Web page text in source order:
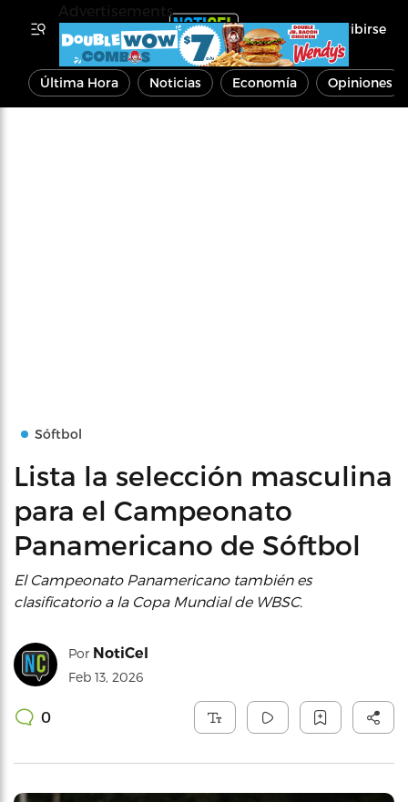
Inscribirse
Última Hora Noticias Economía Opiniones
Sóftbol
Lista la selección masculina
para el Campeonato
Panamericano de Sóftbol
El Campeonato Panamericano también es
clasificatorio a la Copa Mundial de WBSC.
Por NotiCel
Feb 13, 2026
0
Advertisements